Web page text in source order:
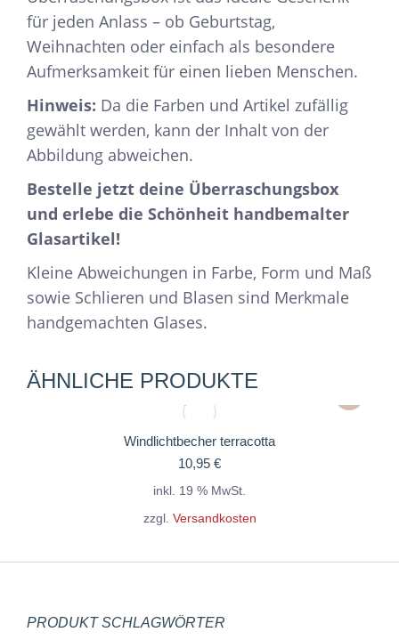
für jeden Anlass – ob Geburtstag,
Weihnachten oder einfach als besondere
Aufmerksamkeit für einen lieben Menschen.
Hinweis: Da die Farben und Artikel zufällig
gewählt werden, kann der Inhalt von der
Abbildung abweichen.
Bestelle jetzt deine Überraschungsbox
und erlebe die Schönheit handbemalter
Glasartikel!
Kleine Abweichungen in Farbe, Form und Maß
sowie Schlieren und Blasen sind Merkmale
handgemachten Glases.
ÄHNLICHE PRODUKTE
Windlichtbecher terracotta
10,95 €
inkl. 19 % MwSt.
zzgl. Versandkosten
PRODUKT SCHLAGWÖRTER